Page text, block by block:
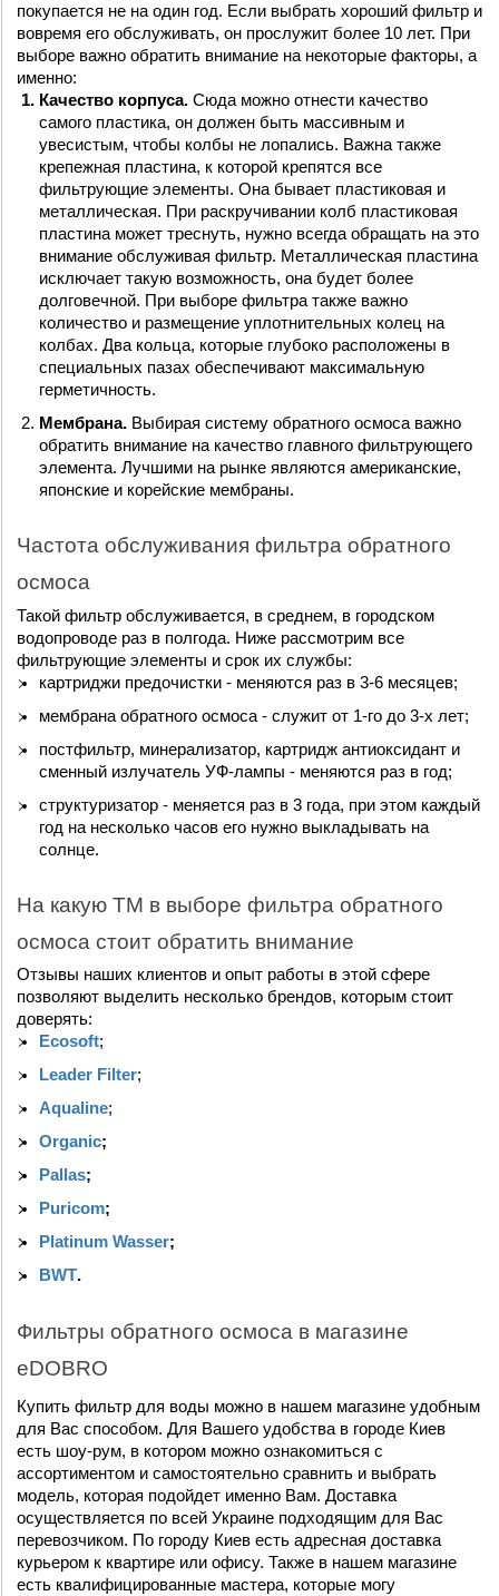
покупается не на один год. Если выбрать хороший фильтр и
вовремя его обслуживать, он прослужит более 10 лет. При
выборе важно обратить внимание на некоторые факторы, а
именно:
Качество корпуса. Сюда можно отнести качество
самого пластика, он должен быть массивным и
увесистым, чтобы колбы не лопались. Важна также
крепежная пластина, к которой крепятся все
фильтрующие элементы. Она бывает пластиковая и
металлическая. При раскручивании колб пластиковая
пластина может треснуть, нужно всегда обращать на это
внимание обслуживая фильтр. Металлическая пластина
исключает такую возможность, она будет более
долговечной. При выборе фильтра также важно
количество и размещение уплотнительных колец на
колбах. Два кольца, которые глубоко расположены в
специальных пазах обеспечивают максимальную
герметичность.
Мембрана. Выбирая систему обратного осмоса важно
обратить внимание на качество главного фильтрующего
элемента. Лучшими на рынке являются американские,
японские и корейские мембраны.
Частота обслуживания фильтра обратного
осмоса
Такой фильтр обслуживается, в среднем, в городском
водопроводе раз в полгода. Ниже рассмотрим все
фильтрующие элементы и срок их службы:
картриджи предочистки - меняются раз в 3-6 месяцев;
мембрана обратного осмоса - служит от 1-го до 3-х лет;
постфильтр, минерализатор, картридж антиоксидант и
сменный излучатель УФ-лампы - меняются раз в год;
структуризатор - меняется раз в 3 года, при этом каждый
год на несколько часов его нужно выкладывать на
солнце.
На какую ТМ в выборе фильтра обратного
осмоса стоит обратить внимание
Отзывы наших клиентов и опыт работы в этой сфере
позволяют выделить несколько брендов, которым стоит
доверять:
Ecosoft;
Leader Filter;
Aqualine;
Organic;
Pallas;
Puricom;
Platinum Wasser;
BWT.
Фильтры обратного осмоса в магазине
eDOBRO
Купить фильтр для воды можно в нашем магазине удобным
для Вас способом. Для Вашего удобства в городе Киев
есть шоу-рум, в котором можно ознакомиться с
ассортиментом и самостоятельно сравнить и выбрать
модель, которая подойдет именно Вам. Доставка
осуществляется по всей Украине подходящим для Вас
перевозчиком. По городу Киев есть адресная доставка
курьером к квартире или офису. Также в нашем магазине
есть квалифицированные мастера, которые могу